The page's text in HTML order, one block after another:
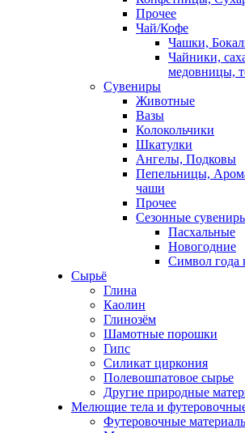
Прочее
Чай/Кофе
Чашки,
Чайники,
медовницы,
Сувениры
Животные
Вазы
Колокольчики
Шкатулки
Ангелы, Подковы
Пепельницы,
чаши
Прочее
Сезонные
Пасхальные
Новогодние
Символ года
Сырьё
Глина
Каолин
Глинозём
Шамотные порошки
Гипс
Силикат циркония
Полевошпатовое сырье
Другие природные
Мелющие тела и
Футеровочные